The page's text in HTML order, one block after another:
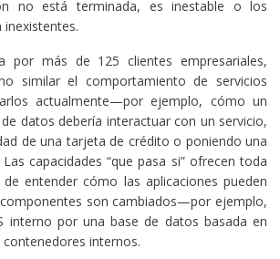
no está terminada, es inestable o los
por más de 125 clientes empresariales,
similar el comportamiento de servicios
actualmente—por ejemplo, cómo un
datos debería interactuar con un servicio,
de una tarjeta de crédito o poniendo una
capacidades “que pasa si” ofrecen toda
entender cómo las aplicaciones pueden
son cambiados—por ejemplo,
interno por una base de datos basada en
internos.